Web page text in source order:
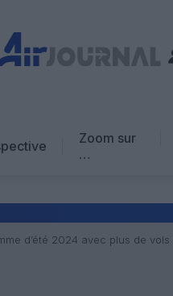
Zoom sur
…
Avis d’expert
d’été 2024 avec plus de vols